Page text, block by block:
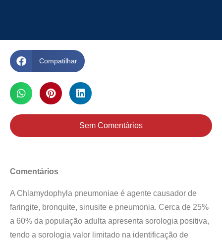
Compatilhar
Sem Comentários
Comentários
A Chlamydophyla pneumoniae é agente causador de
faringite, bronquite, sinusite e pneumonia. Cerca de 25%
a 60% da população adulta apresenta sorologia positiva,
tendo a sorologia valor limitado na identificação de